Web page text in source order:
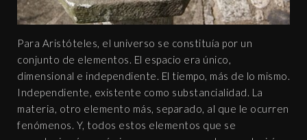
Para Aristóteles, el universo se constituía por un
conjunto de elementos. El espacio era único,
dimensional e independiente. El tiempo, más de lo mismo.
Independiente, existente como substancialidad. La
materia, otro elemento más, separado, al que le ocurren
fenómenos. Y, todos estos elementos que se